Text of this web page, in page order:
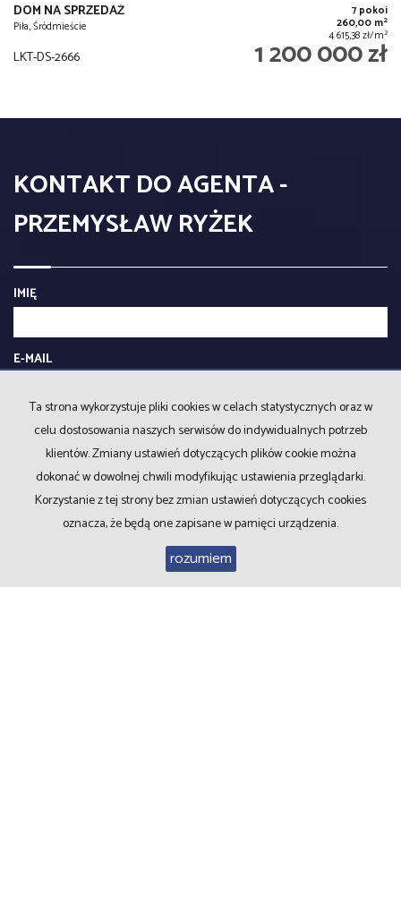
DOM NA SPRZEDAŻ
Piła, Śródmieście
7 pokoi
260,00 m2
4 615,38 zł/m2
LKT-DS-2666 1 200 000 zł
KONTAKT DO AGENTA -
PRZEMYSŁAW RYŻEK
IMIĘ
E-MAIL
TELEFON KOMÓRKOWY
KOD ZABEZPIECZAJĄCY
Ta strona wykorzystuje pliki cookies w celach statystycznych oraz w
celu dostosowania naszych serwisów do indywidualnych potrzeb
klientów. Zmiany ustawień dotyczących plików cookie można
dokonać w dowolnej chwili modyfikując ustawienia przeglądarki.
Korzystanie z tej strony bez zmian ustawień dotyczących cookies
oznacza, że będą one zapisane w pamięci urządzenia.
rozumiem